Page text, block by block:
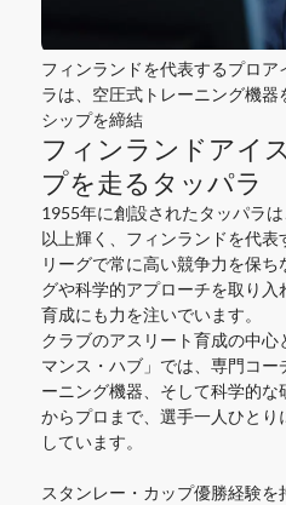
フィンランドを代表するプロ
ラは、空圧式トレーニング機
シップを締結
フィンランドアイ
プを走るタッパラ
1955年に創設されたタッパラ
以上輝く、フィンランドを代
リーグで常に高い競争力を保
グや科学的アプローチを取り
育成にも力を注いでいます。
クラブのアスリート育成の中
マンス・ハブ」では、専門コ
ーニング機器、そして科学的
からプロまで、選手一人ひと
しています。
スタンレー・カップ優勝経験